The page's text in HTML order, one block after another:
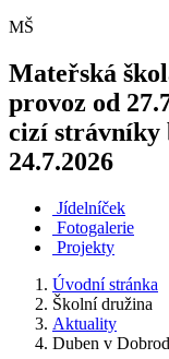
MŠ
Mateřská
provoz od
cizí strávníky
24.7.2026
Jídelníček
Fotogalerie
Projekty
Úvodní stránka
Školní družina
Aktuality
Duben v